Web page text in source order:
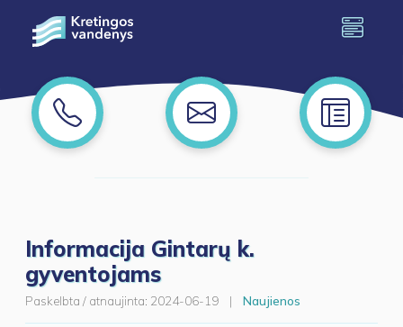
Informacija Gintarų k.
gyventojams
Paskelbta / atnaujinta: 2024-06-19 | Naujienos